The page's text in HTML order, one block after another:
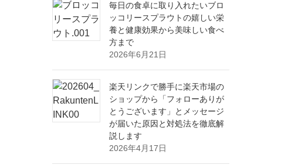
毎日の食卓に取り入れたいブロ
ッコリースプラウトの嬉しい栄
養と健康効果から美味しい食べ
方まで
2026年6月21日
楽天リンクで勝手に楽天市場の
ショップから「フォローありが
とうございます」とメッセージ
が届いた原因と対処法を徹底解
説します
2026年4月17日